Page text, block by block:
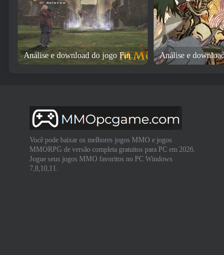
Análise e download do jogo Final Fantasy XI
Você pode baixar os melhores jogos MMO e jogos
MMORPG de versão completa gratuitos para PC em 2026.
Jogue seus jogos MMO favoritos no PC Windows
7,8,10,11.